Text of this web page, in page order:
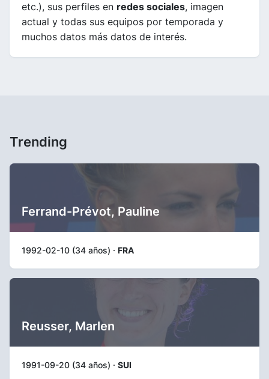
etc.), sus perfiles en redes sociales, imagen
actual y todas sus equipos por temporada y
muchos datos más datos de interés.
Trending
Ferrand-Prévot, Pauline
1992-02-10 (34 años) · FRA
Reusser, Marlen
1991-09-20 (34 años) · SUI